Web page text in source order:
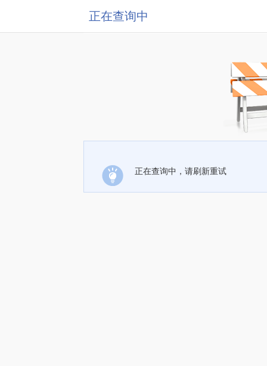
正在查询中
正在查询中，请刷新重试